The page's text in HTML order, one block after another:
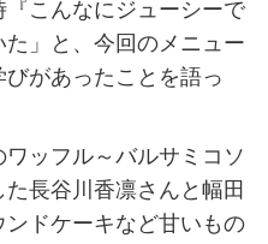
こんなにジューシーで
」と、今回のメニュー
があったことを語っ
ッフル～バルサミコソ
長谷川香凛さんと幅田
ドケーキなど甘いもの